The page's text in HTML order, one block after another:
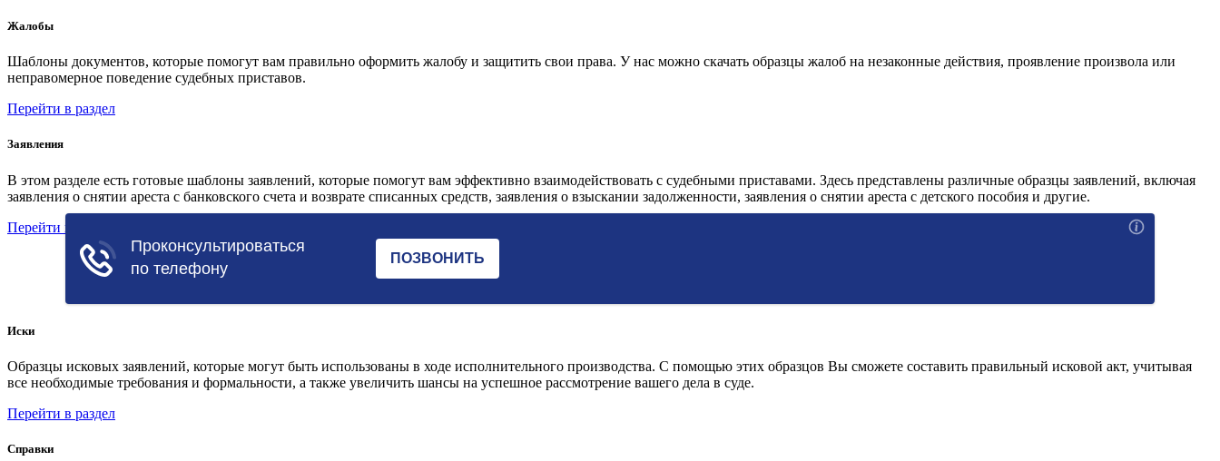
Жалобы
Шаблоны документов, которые помогут вам правильно оформить жалобу и защитить свои права. У нас можно скачать образцы жалоб на незаконные действия, проявление произвола или
неправомерное поведение судебных приставов.
Перейти в раздел
Заявления
В этом разделе есть готовые шаблоны заявлений, которые помогут вам эффективно взаимодействовать с судебными приставами. Здесь представлены различные образцы заявлений, включая
заявления о снятии ареста с банковского счета и возврате списанных средств, заявления о взыскании задолженности, заявления о снятии ареста с детского пособия и другие.
Перейти в раздел
Иски
Образцы исковых заявлений, которые могут быть использованы в ходе исполнительного производства. С помощью этих образцов Вы сможете составить правильный исковой акт, учитывая
все необходимые требования и формальности, а также увеличить шансы на успешное рассмотрение вашего дела в суде.
Перейти в раздел
Справки